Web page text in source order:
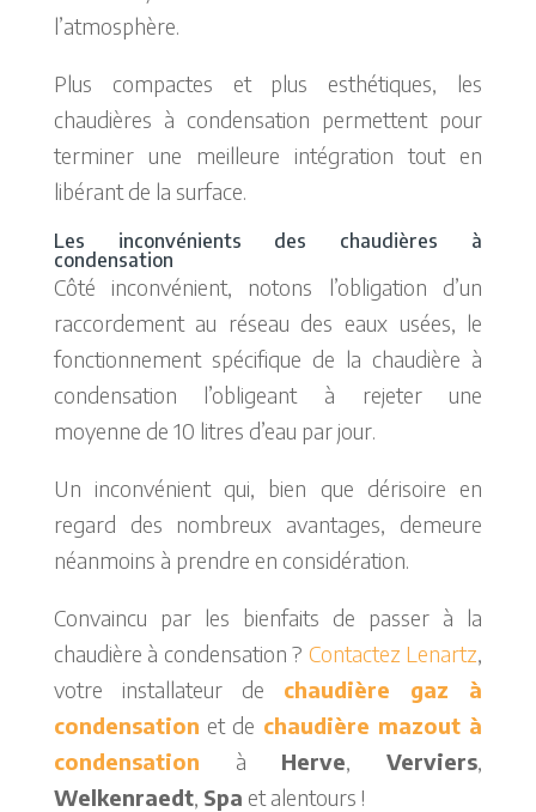
l’atmosphère.
Plus compactes et plus esthétiques, les
chaudières à condensation permettent pour
terminer une meilleure intégration tout en
libérant de la surface.
Les inconvénients des chaudières à
condensation
Côté inconvénient, notons l’obligation d’un
raccordement au réseau des eaux usées, le
fonctionnement spécifique de la chaudière à
condensation l’obligeant à rejeter une
moyenne de 10 litres d’eau par jour.
Un inconvénient qui, bien que dérisoire en
regard des nombreux avantages, demeure
néanmoins à prendre en considération.
Convaincu par les bienfaits de passer à la
chaudière à condensation ? Contactez Lenartz,
votre installateur de chaudière gaz à
condensation et de chaudière mazout à
condensation à Herve,Verviers,
Welkenraedt, Spa et alentours !